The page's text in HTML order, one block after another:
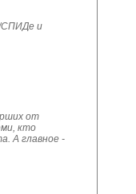
СПИДе и
от
кто
А главное -